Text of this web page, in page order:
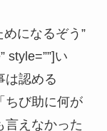
めになるぞう”
style=””]い
は認める
ちび助に何が
言えなかった